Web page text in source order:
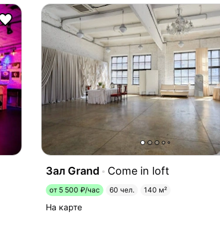
Зал Grand Come in loft
от 5 500 ₽/час 60 чел. 140 м²
На карте